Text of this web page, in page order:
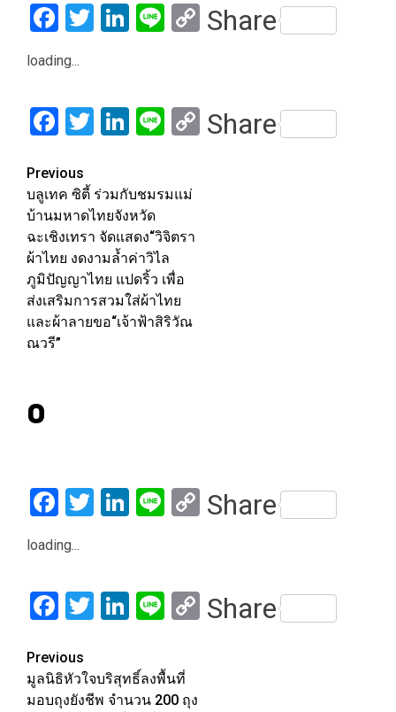
Facebook
Twitter
LinkedIn
LineCopy
Share
loading...
Facebook
Twitter
LinkedIn
LineCopy
Share
Post
navigation
Previous
บลูเทค ซิตี้ ร่วมกับชมรมแม่
บ้านมหาดไทยจังหวัด
ฉะเชิงเทรา จัดแสดง“วิจิตรา
ผ้าไทย งดงามล้ำค่าวิไล
ภูมิปัญญาไทย แปดริ้ว เพื่อ
ส่งเสริมการสวมใส่ผ้าไทย
และผ้าลายขอ“เจ้าฟ้าสิริวัณ
ณวรี”
0
Facebook
Twitter
LinkedIn
LineCopy
Share
loading...
Facebook
Twitter
LinkedIn
LineCopy
Share
Post
navigation
Previous
มูลนิธิหัวใจบริสุทธิ์ลงพื้นที่
มอบถุงยังชีพ จำนวน 200 ถุง